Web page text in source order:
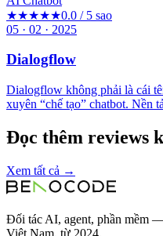
★★★★★0.0 / 5 sao
05 · 02 · 2025
Dialogflow
Dialogflow không phải là cái
xuyên “chế tạo” chatbot. Nền
Đọc thêm reviews
Xem tất cả →
Đối tác AI, agent, phần mềm
Việt Nam, từ 2024.